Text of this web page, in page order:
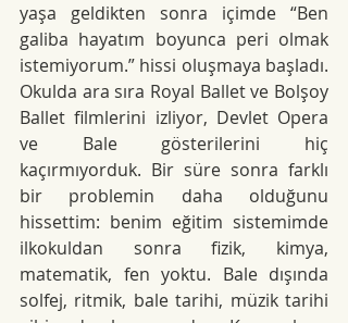
yaşa geldikten sonra içimde “Ben
galiba hayatım boyunca peri olmak
istemiyorum.” hissi oluşmaya başladı.
Okulda ara sıra Royal Ballet ve Bolşoy
Ballet filmlerini izliyor, Devlet Opera
ve Bale gösterilerini hiç
kaçırmıyorduk. Bir süre sonra farklı
bir problemin daha olduğunu
hissettim: benim eğitim sistemimde
ilkokuldan sonra fizik, kimya,
matematik, fen yoktu. Bale dışında
solfej, ritmik, bale tarihi, müzik tarihi